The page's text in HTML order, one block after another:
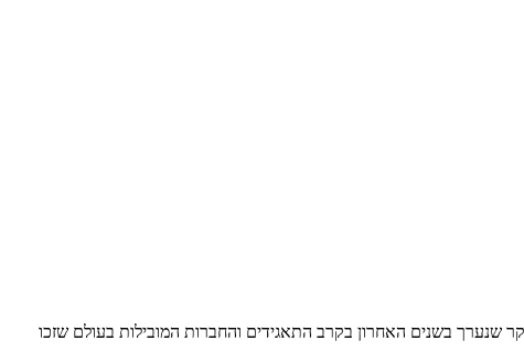
שנערך בשנים האחרון בקרב התאגידים והחברות המובילות בעולם שזכו